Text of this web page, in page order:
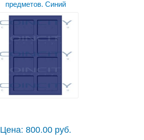
предметов. Синий
Цена: 800.00 руб.